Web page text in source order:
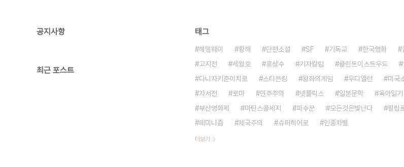
공지사항
최근 포스트
태그
헤밍웨이 황해 단편소설 SF 기독교 한국영화
고지전
세월호 홍상수 기자칼럼 클린트이스트우드
다니자키준이치로
스티븐킹 왕좌의게임 우디앨런 미국
자서전
로마 민주주의 넷플릭스 일본문학 육아일기
부산영화제
마틴스콜세지 파수꾼 모든것은빛난다 필립
페미니즘
제국주의 슈퍼히어로 인종차별
더보기